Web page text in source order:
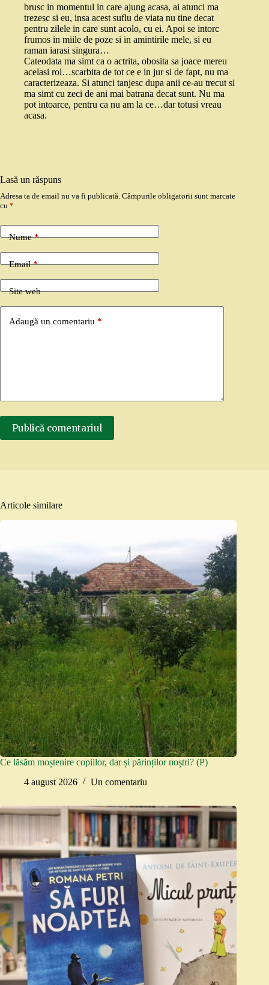
brusc in momentul in care ajung acasa, ai atunci ma
trezesc si eu, insa acest suflu de viata nu tine decat
pentru zilele in care sunt acolo, cu ei. Apoi se intorc
frumos in miile de poze si in amintirile mele, si eu
raman iarasi singura…
Cateodata ma simt ca o actrita, obosita sa joace mereu
acelasi rol…scarbita de tot ce e in jur si de fapt, nu ma
caracterizeaza. Si atunci tanjesc dupa anii ce-au trecut si
ma simt cu zeci de ani mai batrana decat sunt. Nu ma
pot intoarce, pentru ca nu am la ce…dar totusi vreau
acasa.
Lasă un răspuns
Adresa ta de email nu va fi publicată. Câmpurile obligatorii sunt marcate
cu *
Nume*
Email*
Site web
Adaugă un comentariu *
Publică comentariul
Articole similare
Ce lăsăm moștenire copiilor, dar și părinților noștri? (P)
4 august 2026
Un comentariu